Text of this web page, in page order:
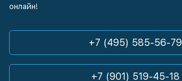
онлайн!
+7 (495) 585-56-79
+7 (901) 519-45-18